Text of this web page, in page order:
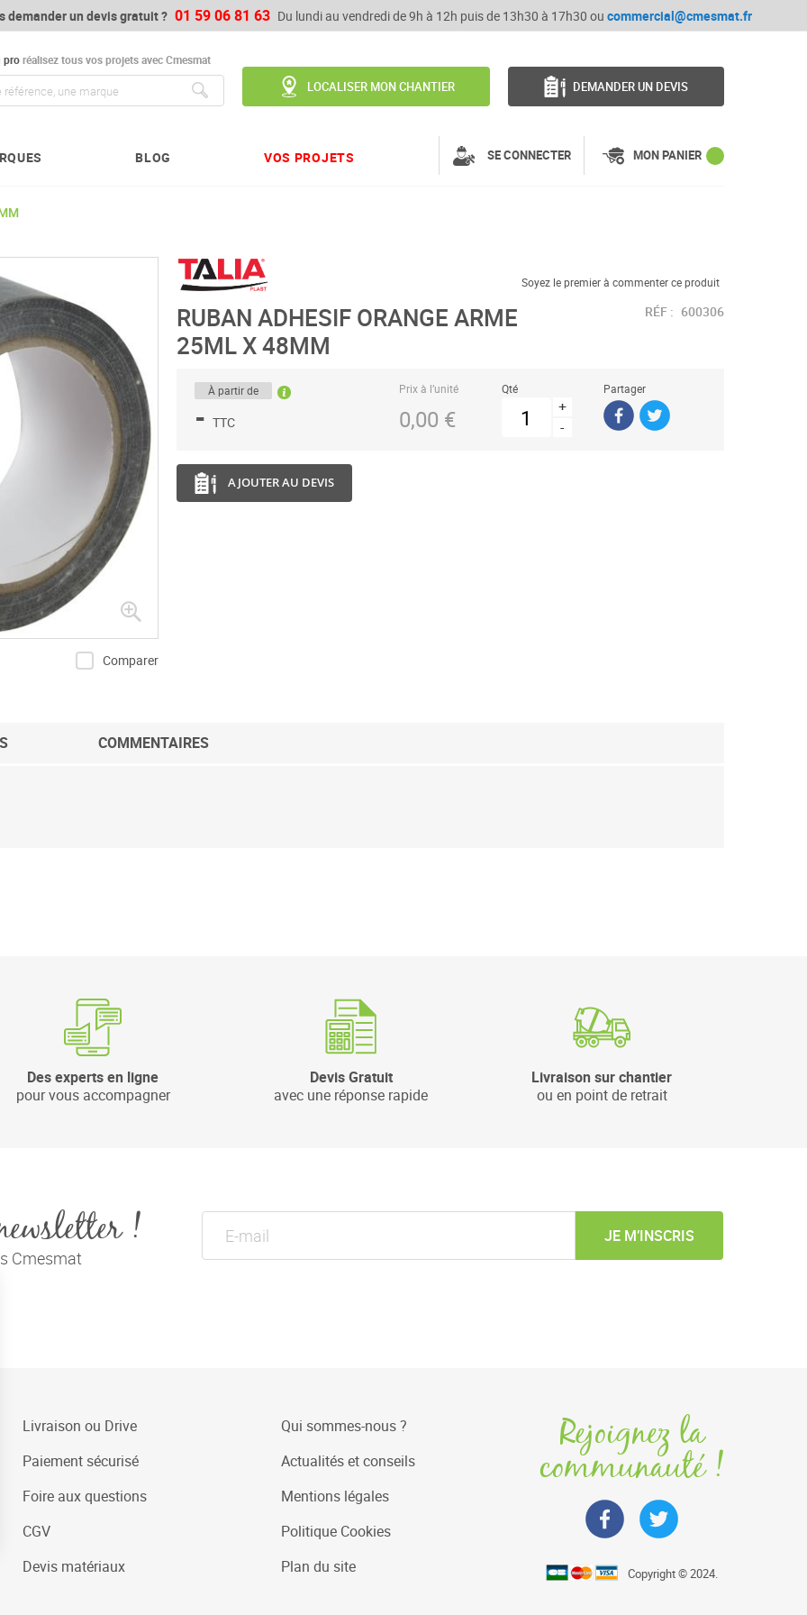
demander un devis gratuit ? 01 59 06 81 63 Du lundi au vendredi de 9h à 12h puis de 13h30 à 17h30 ou commercial@cmesmat.fr
proréalisez tous vos projets avec Cmesmat
LOCALISER MON CHANTIER DEMANDER UN DEVIS
BLOG VOS PROJETS SE CONNECTER MON PANIER
Comparer
Soyez le premier à commenter ce produit
RUBAN ADHESIF ORANGE ARME
25ML X 48MM
RÉF : 600306
À partir de
- TTC
Prix à l’unité
0,00 €
Qté
+
-
Partager
AJOUTER AU DEVIS
COMMENTAIRES
Des experts en ligne
pour vous accompagner
Devis Gratuit
avec une réponse rapide
Livraison sur chantier
ou en point de retrait
!
Cmesmat
JE M’INSCRIS
Livraison ou Drive
Paiement sécurisé
Foire aux questions
CGV
Devis matériaux
Qui sommes-nous ?
Actualités et conseils
Mentions légales
Politique Cookies
Plan du site
Rejoignez la
communauté !
Copyright © 2024.